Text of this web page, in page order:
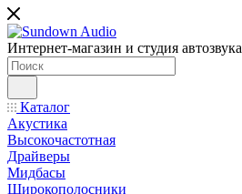
Интернет-магазин и студия автозвука
Каталог
Акустика
Высокочастотная
Драйверы
Мидбасы
Широкополосники